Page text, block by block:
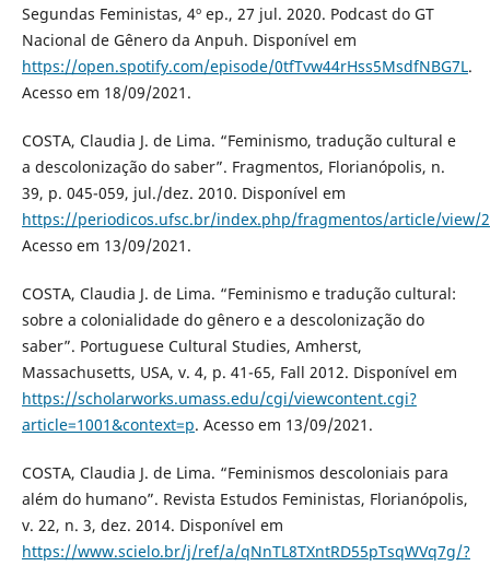
Segundas Feministas, 4º ep., 27 jul. 2020. Podcast do GT
Nacional de Gênero da Anpuh. Disponível em
https://open.spotify.com/episode/0tfTvw44rHss5MsdfNBG7L.
Acesso em 18/09/2021.
COSTA, Claudia J. de Lima. “Feminismo, tradução cultural e
a descolonização do saber”. Fragmentos, Florianópolis, n.
39, p. 045-059, jul./dez. 2010. Disponível em
https://periodicos.ufsc.br/index.php/fragmentos/article/view/
Acesso em 13/09/2021.
COSTA, Claudia J. de Lima. “Feminismo e tradução cultural:
sobre a colonialidade do gênero e a descolonização do
saber”. Portuguese Cultural Studies, Amherst,
Massachusetts, USA, v. 4, p. 41-65, Fall 2012. Disponível em
https://scholarworks.umass.edu/cgi/viewcontent.cgi?
article=1001&context=p. Acesso em 13/09/2021.
COSTA, Claudia J. de Lima. “Feminismos descoloniais para
além do humano”. Revista Estudos Feministas, Florianópolis,
v. 22, n. 3, dez. 2014. Disponível em
https://www.scielo.br/j/ref/a/qNnTL8TXntRD55pTsqWVq7g/?